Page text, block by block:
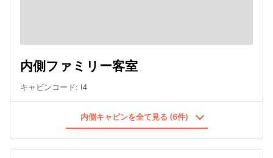
内側ファミリー客室
キャビンコード: I4
内側キャビンを全て見る (6件)